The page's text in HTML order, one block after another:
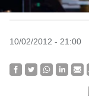
10/02/2012 - 21:00